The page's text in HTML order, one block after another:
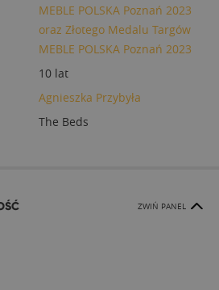
MEBLE POLSKA Poznań 2023
oraz Złotego Medalu Targów
MEBLE POLSKA Poznań 2023
10 lat
Agnieszka Przybyła
The Beds
ZWIŃ PANEL